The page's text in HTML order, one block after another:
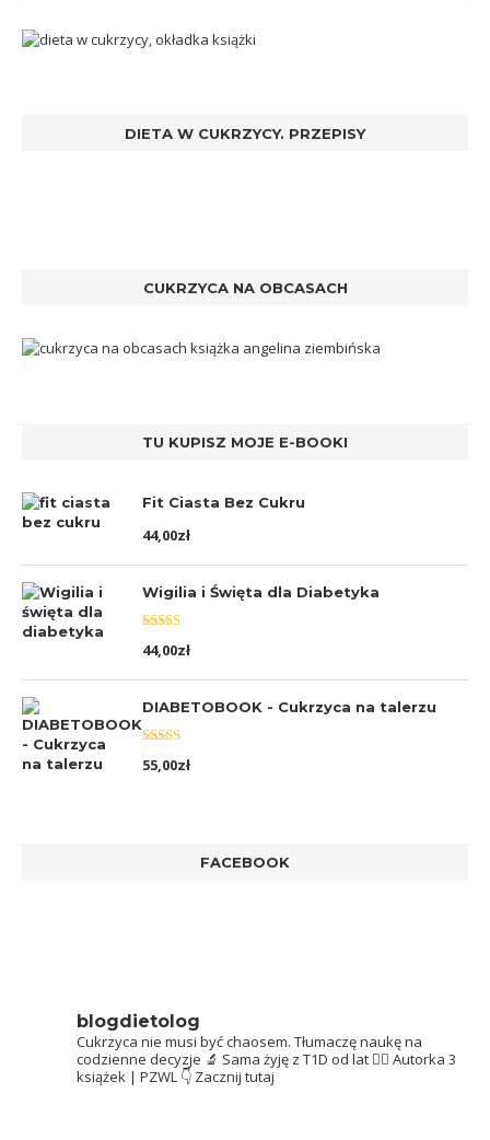
DIETA W CUKRZYCY. PRZEPISY
CUKRZYCA NA OBCASACH
TU KUPISZ MOJE E-BOOKI
Fit Ciasta Bez Cukru
44,00zł
Wigilia i Święta dla Diabetyka
Oceniono
5.00na 5
44,00zł
DIABETOBOOK - Cukrzyca na talerzu
Oceniono
5.00na 5
55,00zł
FACEBOOK
blogdietolog
Cukrzyca nie musi być chaosem. Tłumaczę naukę na
codzienne decyzje 🔬 Sama żyję z T1D od lat 👩‍⚕️ Autorka 3
książek | PZWL 👇 Zacznij tutaj